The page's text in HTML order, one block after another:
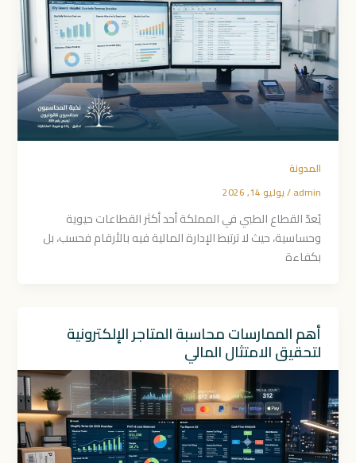
المدونة
admin
/يوليو 14, 2026
يُعدّ القطاع الطبي في المملكة أحد أكثر القطاعات حيوية
وحساسية، حيث لا ترتبط الإدارة المالية فيه بالأرقام فحسب، بل
بكفاءة
أهم الممارسات محاسبة المتاجر الإلكترونية
لتحقيق الامتثال المالي